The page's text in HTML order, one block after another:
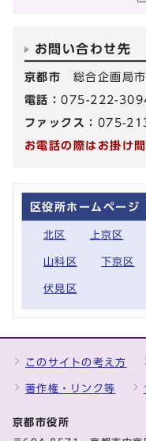
お問い合わせ先
京都市 総合企画局
電話：075-222-
ファックス： 075-
お電話の際はお掛け
区役所ホームページ
北区 上京区
山科区 下京区
伏見区
このサイトの考え方
著作権・リンク等
京都市役所